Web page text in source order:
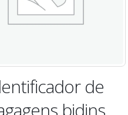
Banho Ecológico